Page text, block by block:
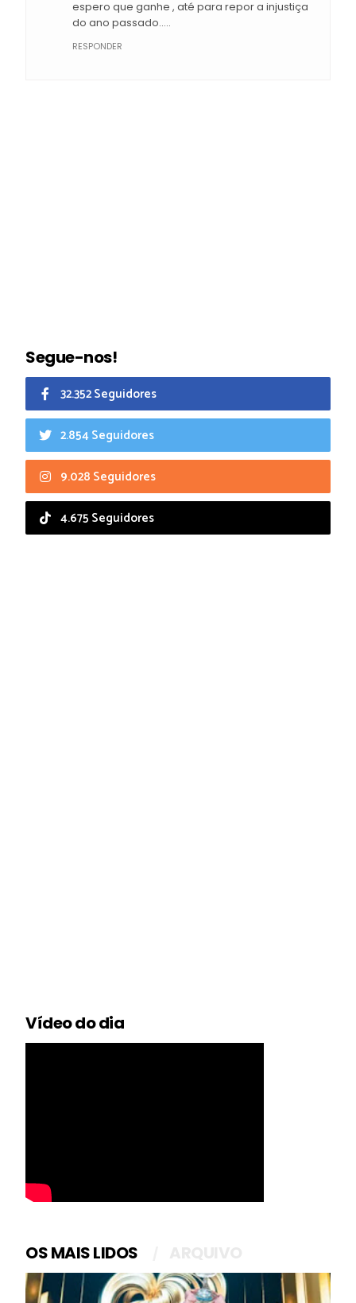
espero que ganhe , até para repor a injustiça
do ano passado.....
RESPONDER
Segue-nos!
32.352 Seguidores
2.854 Seguidores
9.028 Seguidores
4.675 Seguidores
Vídeo do dia
OS MAIS LIDOS